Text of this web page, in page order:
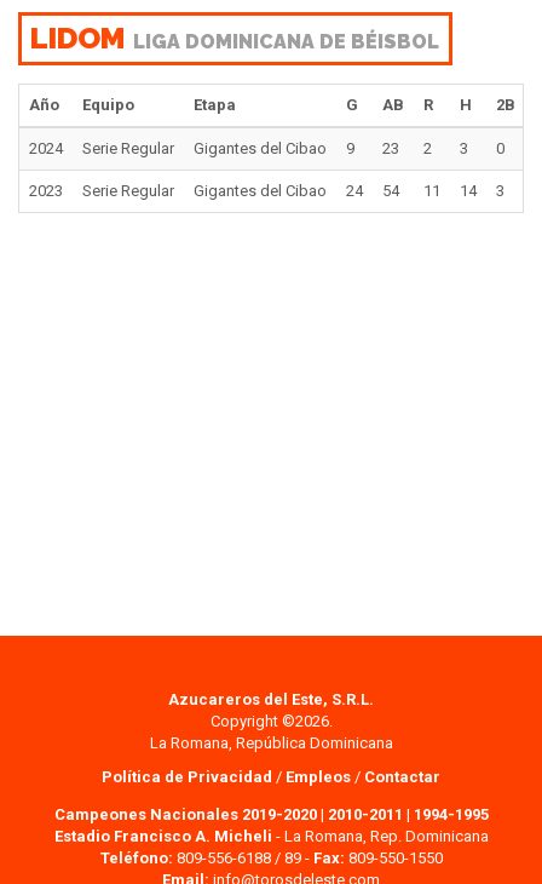
LIDOM LIGA DOMINICANA DE BÉISBOL
Año Equipo Etapa G AB R H 2B
2024 Serie Regular Gigantes del Cibao 9 23 2 3 0
2023 Serie Regular Gigantes del Cibao 24 54 11 14 3
Azucareros del Este, S.R.L.
Copyright ©2026.
La Romana, República Dominicana
Política de Privacidad / Empleos / Contactar
Campeones Nacionales 2019-2020| 2010-2011 | 1994-1995
Estadio Francisco A. Micheli - La Romana, Rep. Dominicana
Teléfono: 809-556-6188 / 89 - Fax: 809-550-1550
Email: info@torosdeleste.com